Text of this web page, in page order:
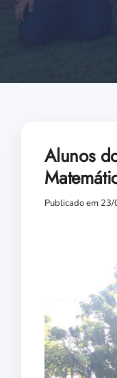
Alunos
Publicado em